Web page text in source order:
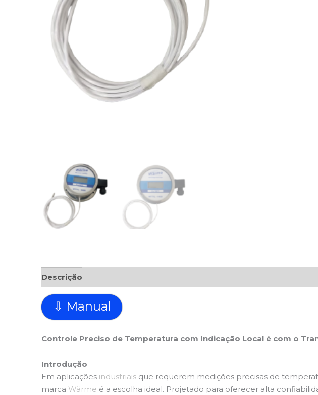
Descrição
⇩ Manual
Controle Preciso de Temperatura com Indicação Local é com o
Introdução
Em aplicações industriais que requerem medições precisas de
marca Wärme é a escolha ideal. Projetado para oferecer alta